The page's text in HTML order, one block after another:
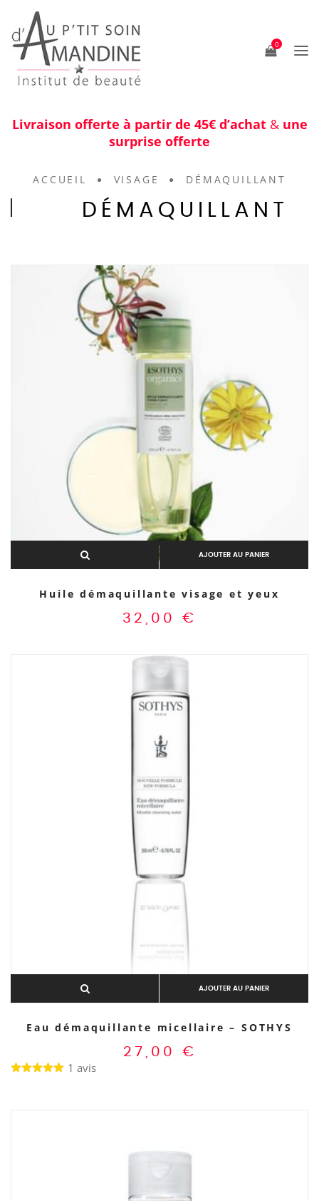
0
Livraison offerte à partir de 45€ d’achat & une
surprise offerte
ACCUEIL VISAGE DÉMAQUILLANT
DÉMAQUILLANT
AJOUTER AU PANIER
Huile démaquillante visage et yeux
32,00 €
AJOUTER AU PANIER
Eau démaquillante micellaire – SOTHYS
27,00 €
1 avis